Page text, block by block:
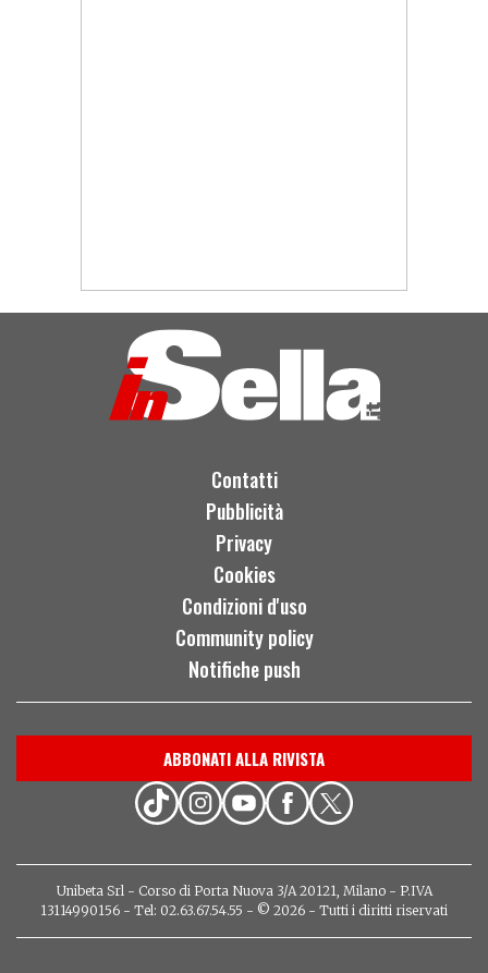
Contatti
Pubblicità
Privacy
Cookies
Condizioni d'uso
Community policy
Notifiche push
ABBONATI ALLA RIVISTA
Unibeta Srl - Corso di Porta Nuova 3/A 20121, Milano - P.IVA
13114990156 - Tel: 02.63.67.54.55 - © 2026 - Tutti i diritti riservati